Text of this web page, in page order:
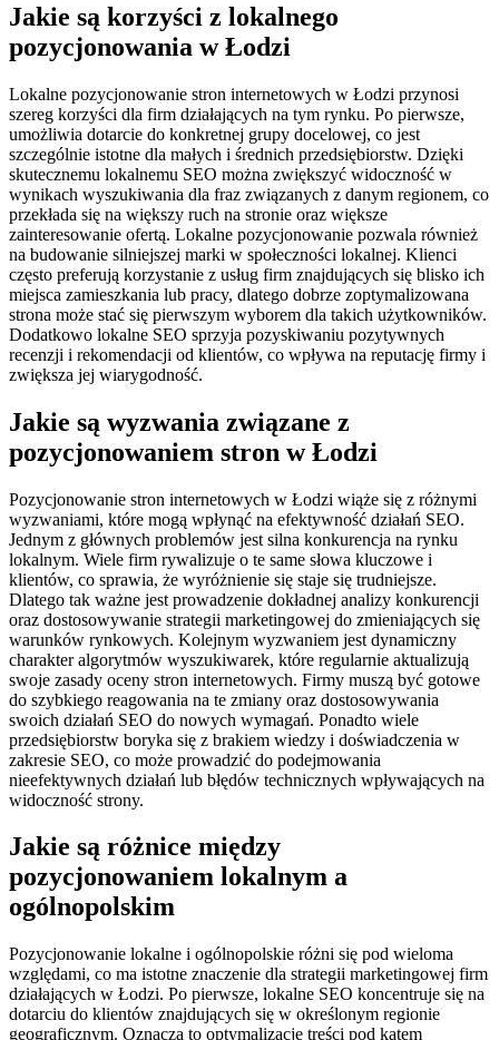
Jakie są korzyści z lokalnego
pozycjonowania w Łodzi
Lokalne pozycjonowanie stron internetowych w Łodzi przynosi
szereg korzyści dla firm działających na tym rynku. Po pierwsze,
umożliwia dotarcie do konkretnej grupy docelowej, co jest
szczególnie istotne dla małych i średnich przedsiębiorstw. Dzięki
skutecznemu lokalnemu SEO można zwiększyć widoczność w
wynikach wyszukiwania dla fraz związanych z danym regionem, co
przekłada się na większy ruch na stronie oraz większe
zainteresowanie ofertą. Lokalne pozycjonowanie pozwala również
na budowanie silniejszej marki w społeczności lokalnej. Klienci
często preferują korzystanie z usług firm znajdujących się blisko ich
miejsca zamieszkania lub pracy, dlatego dobrze zoptymalizowana
strona może stać się pierwszym wyborem dla takich użytkowników.
Dodatkowo lokalne SEO sprzyja pozyskiwaniu pozytywnych
recenzji i rekomendacji od klientów, co wpływa na reputację firmy i
zwiększa jej wiarygodność.
Jakie są wyzwania związane z
pozycjonowaniem stron w Łodzi
Pozycjonowanie stron internetowych w Łodzi wiąże się z różnymi
wyzwaniami, które mogą wpłynąć na efektywność działań SEO.
Jednym z głównych problemów jest silna konkurencja na rynku
lokalnym. Wiele firm rywalizuje o te same słowa kluczowe i
klientów, co sprawia, że wyróżnienie się staje się trudniejsze.
Dlatego tak ważne jest prowadzenie dokładnej analizy konkurencji
oraz dostosowywanie strategii marketingowej do zmieniających się
warunków rynkowych. Kolejnym wyzwaniem jest dynamiczny
charakter algorytmów wyszukiwarek, które regularnie aktualizują
swoje zasady oceny stron internetowych. Firmy muszą być gotowe
do szybkiego reagowania na te zmiany oraz dostosowywania
swoich działań SEO do nowych wymagań. Ponadto wiele
przedsiębiorstw boryka się z brakiem wiedzy i doświadczenia w
zakresie SEO, co może prowadzić do podejmowania
nieefektywnych działań lub błędów technicznych wpływających na
widoczność strony.
Jakie są różnice między
pozycjonowaniem lokalnym a
ogólnopolskim
Pozycjonowanie lokalne i ogólnopolskie różni się pod wieloma
względami, co ma istotne znaczenie dla strategii marketingowej firm
działających w Łodzi. Po pierwsze, lokalne SEO koncentruje się na
dotarciu do klientów znajdujących się w określonym regionie
geograficznym. Oznacza to optymalizację treści pod kątem